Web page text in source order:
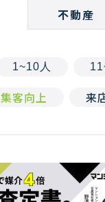
不動産
1~10人
集客向上 来